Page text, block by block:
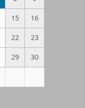
15 16
22 23
29 30